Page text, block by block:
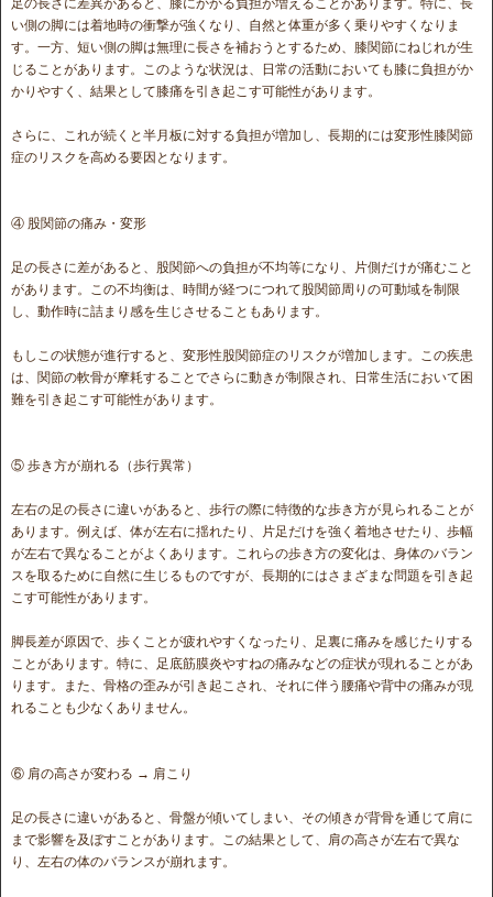
い側の脚には着地時の衝撃が強くなり、自然と体重が多く乗りやすくなりま
す。一方、短い側の脚は無理に長さを補おうとするため、膝関節にねじれが生
じることがあります。このような状況は、日常の活動においても膝に負担がか
かりやすく、結果として膝痛を引き起こす可能性があります。
さらに、これが続くと半月板に対する負担が増加し、長期的には変形性膝関節
症のリスクを高める要因となります。
④ 股関節の痛み・変形
足の長さに差があると、股関節への負担が不均等になり、片側だけが痛むこと
があります。この不均衡は、時間が経つにつれて股関節周りの可動域を制限
し、動作時に詰まり感を生じさせることもあります。
もしこの状態が進行すると、変形性股関節症のリスクが増加します。この疾患
は、関節の軟骨が摩耗することでさらに動きが制限され、日常生活において困
難を引き起こす可能性があります。
⑤ 歩き方が崩れる（歩行異常）
左右の足の長さに違いがあると、歩行の際に特徴的な歩き方が見られることが
あります。例えば、体が左右に揺れたり、片足だけを強く着地させたり、歩幅
が左右で異なることがよくあります。これらの歩き方の変化は、身体のバラン
スを取るために自然に生じるものですが、長期的にはさまざまな問題を引き起
こす可能性があります。
脚長差が原因で、歩くことが疲れやすくなったり、足裏に痛みを感じたりする
ことがあります。特に、足底筋膜炎やすねの痛みなどの症状が現れることがあ
ります。また、骨格の歪みが引き起こされ、それに伴う腰痛や背中の痛みが現
れることも少なくありません。
⑥ 肩の高さが変わる → 肩こり
足の長さに違いがあると、骨盤が傾いてしまい、その傾きが背骨を通じて肩に
まで影響を及ぼすことがあります。この結果として、肩の高さが左右で異な
り、左右の体のバランスが崩れます。